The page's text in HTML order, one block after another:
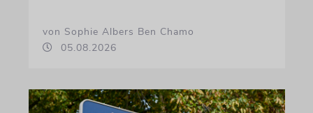
von Sophie Albers Ben Chamo
05.08.2026